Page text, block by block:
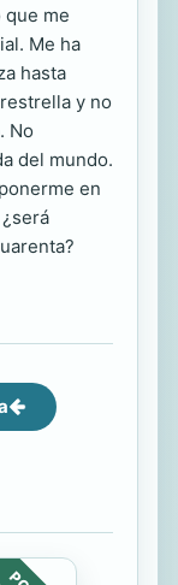
que me
Me ha
hasta
y no
No
del mundo.
en